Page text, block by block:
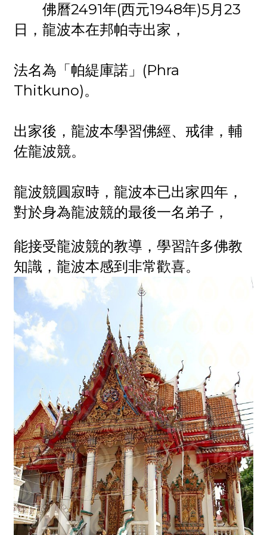
佛曆2491年(西元1948年)5月23
日，龍波本在邦帕寺出家，
法名為「帕緹庫諾」(Phra
Thitkuno)。
出家後，龍波本學習佛經、戒律，輔
佐龍波競。
龍波競圓寂時，龍波本已出家四年，
對於身為龍波競的最後一名弟子，
能接受龍波競的教導，學習許多佛教
知識，龍波本感到非常歡喜。